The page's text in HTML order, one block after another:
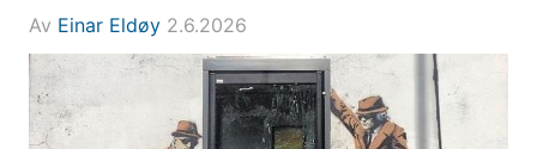
Av Einar Eldøy 2.6.2026